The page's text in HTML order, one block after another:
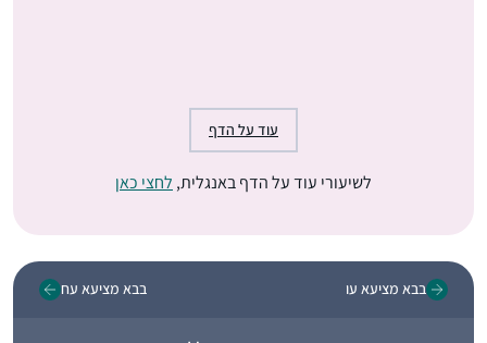
עוד על הדף
לשיעורי עוד על הדף באנגלית, לחצי כאן
בבא מציעא עו בבא מציעא עח